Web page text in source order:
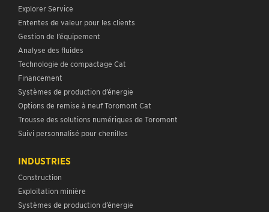
Explorer Service
Ententes de valeur pour les clients
Gestion de l’équipement
Analyse des fluides
Technologie de compactage Cat
Financement
Systèmes de production d’énergie
Options de remise à neuf Toromont Cat
Trousse des solutions numériques de Toromont
Suivi personnalisé pour chenilles
INDUSTRIES
Construction
Exploitation minière
Systèmes de production d’énergie